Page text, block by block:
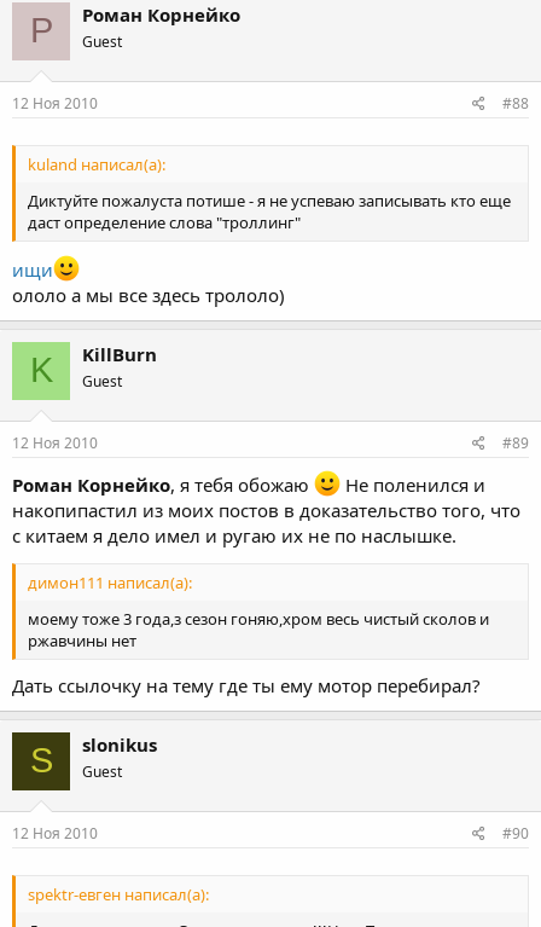
Р Роман Корнейко
Guest
12 Ноя 2010 #88
kuland написал(а):
Диктуйте пожалуста потише - я не успеваю записывать кто еще
даст определение слова "троллинг"
ищи
ололо а мы все здесь трололо)
K KillBurn
Guest
12 Ноя 2010 #89
Роман Корнейко, я тебя обожаю
Не поленился и
накопипастил из моих постов в доказательство того, что
с китаем я дело имел и ругаю их не по наслышке.
димон111 написал(а):
моему тоже 3 года,з сезон гоняю,хром весь чистый сколов и
ржавчины нет
Дать ссылочку на тему где ты ему мотор перебирал?
S slonikus
Guest
12 Ноя 2010 #90
spektr-евген написал(а):